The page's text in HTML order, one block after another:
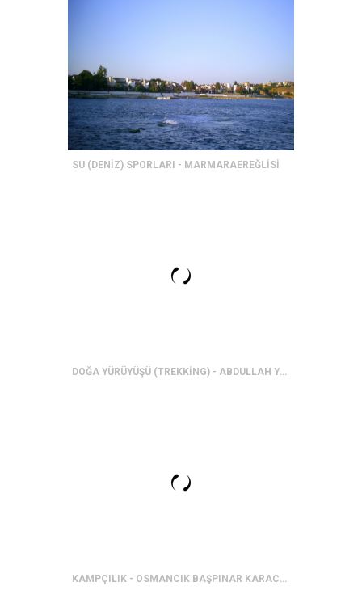
SU (DENİZ) SPORLARI - MARMARAEREĞLİSİ
DOĞA YÜRÜYÜŞÜ (TREKKİNG) - ABDULLAH YAYLASI
KAMPÇILIK - OSMANCIK BAŞPINAR KARACA YAYLASI